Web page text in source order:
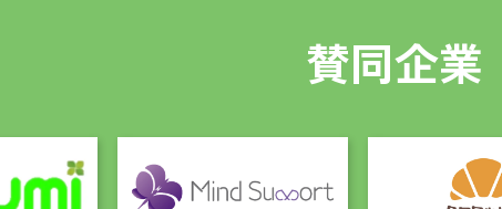
賛同企業